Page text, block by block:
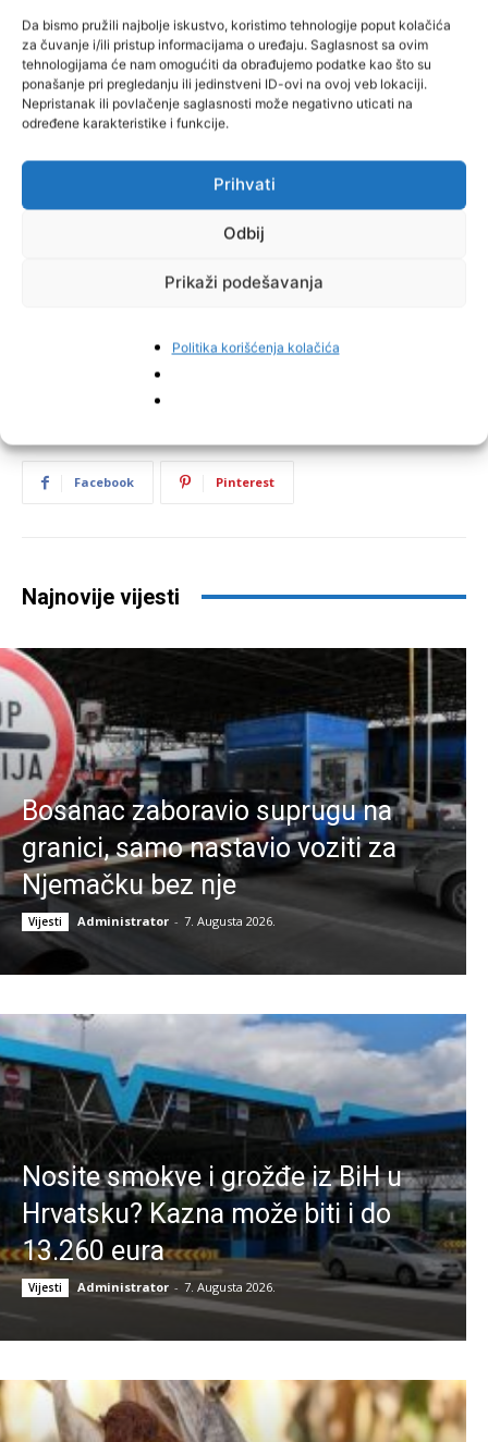
Da bismo pružili najbolje iskustvo, koristimo tehnologije poput kolačića
za čuvanje i/ili pristup informacijama o uređaju. Saglasnost sa ovim
tehnologijama će nam omogućiti da obrađujemo podatke kao što su
ponašanje pri pregledanju ili jedinstveni ID-ovi na ovoj veb lokaciji.
Nepristanak ili povlačenje saglasnosti može negativno uticati na
određene karakteristike i funkcije.
Prihvati
Odbij
Prikaži podešavanja
Politika korišćenja kolačića
Facebook Pinterest
Najnovije vijesti
Bosanac zaboravio suprugu na
granici, samo nastavio voziti za
Njemačku bez nje
Vijesti Administrator - 7. Augusta 2026.
Nosite smokve i grožđe iz BiH u
Hrvatsku? Kazna može biti i do
13.260 eura
Vijesti Administrator - 7. Augusta 2026.